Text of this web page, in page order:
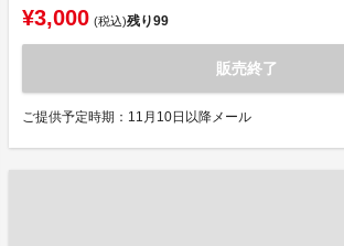
¥3,000 (税込)残り99
販売終了
ご提供予定時期：11月10日以降メール